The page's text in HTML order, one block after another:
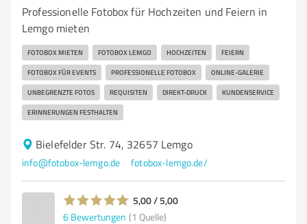
Professionelle Fotobox für Hochzeiten und Feiern in
Lemgo mieten
FOTOBOX MIETEN FOTOBOX LEMGO HOCHZEITEN FEIERN
FOTOBOX FÜR EVENTS PROFESSIONELLE FOTOBOX ONLINE-GALERIE
UNBEGRENZTE FOTOS REQUISITEN DIREKT-DRUCK KUNDENSERVICE
ERINNERUNGEN FESTHALTEN
Bielefelder Str. 74, 32657 Lemgo
info@fotobox-lemgo.de fotobox-lemgo.de/
5,00 / 5,00
6 Bewertungen (1 Quelle)